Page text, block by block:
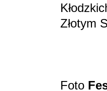
Złotym
Foto